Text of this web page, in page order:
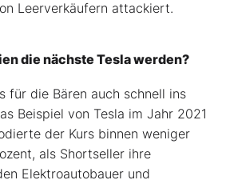
Leerverkäufern attackiert.
die nächste Tesla werden?
für die Bären auch schnell ins
Beispiel von Tesla im Jahr 2021
der Kurs binnen weniger
als Shortseller ihre
Elektroautobauer und